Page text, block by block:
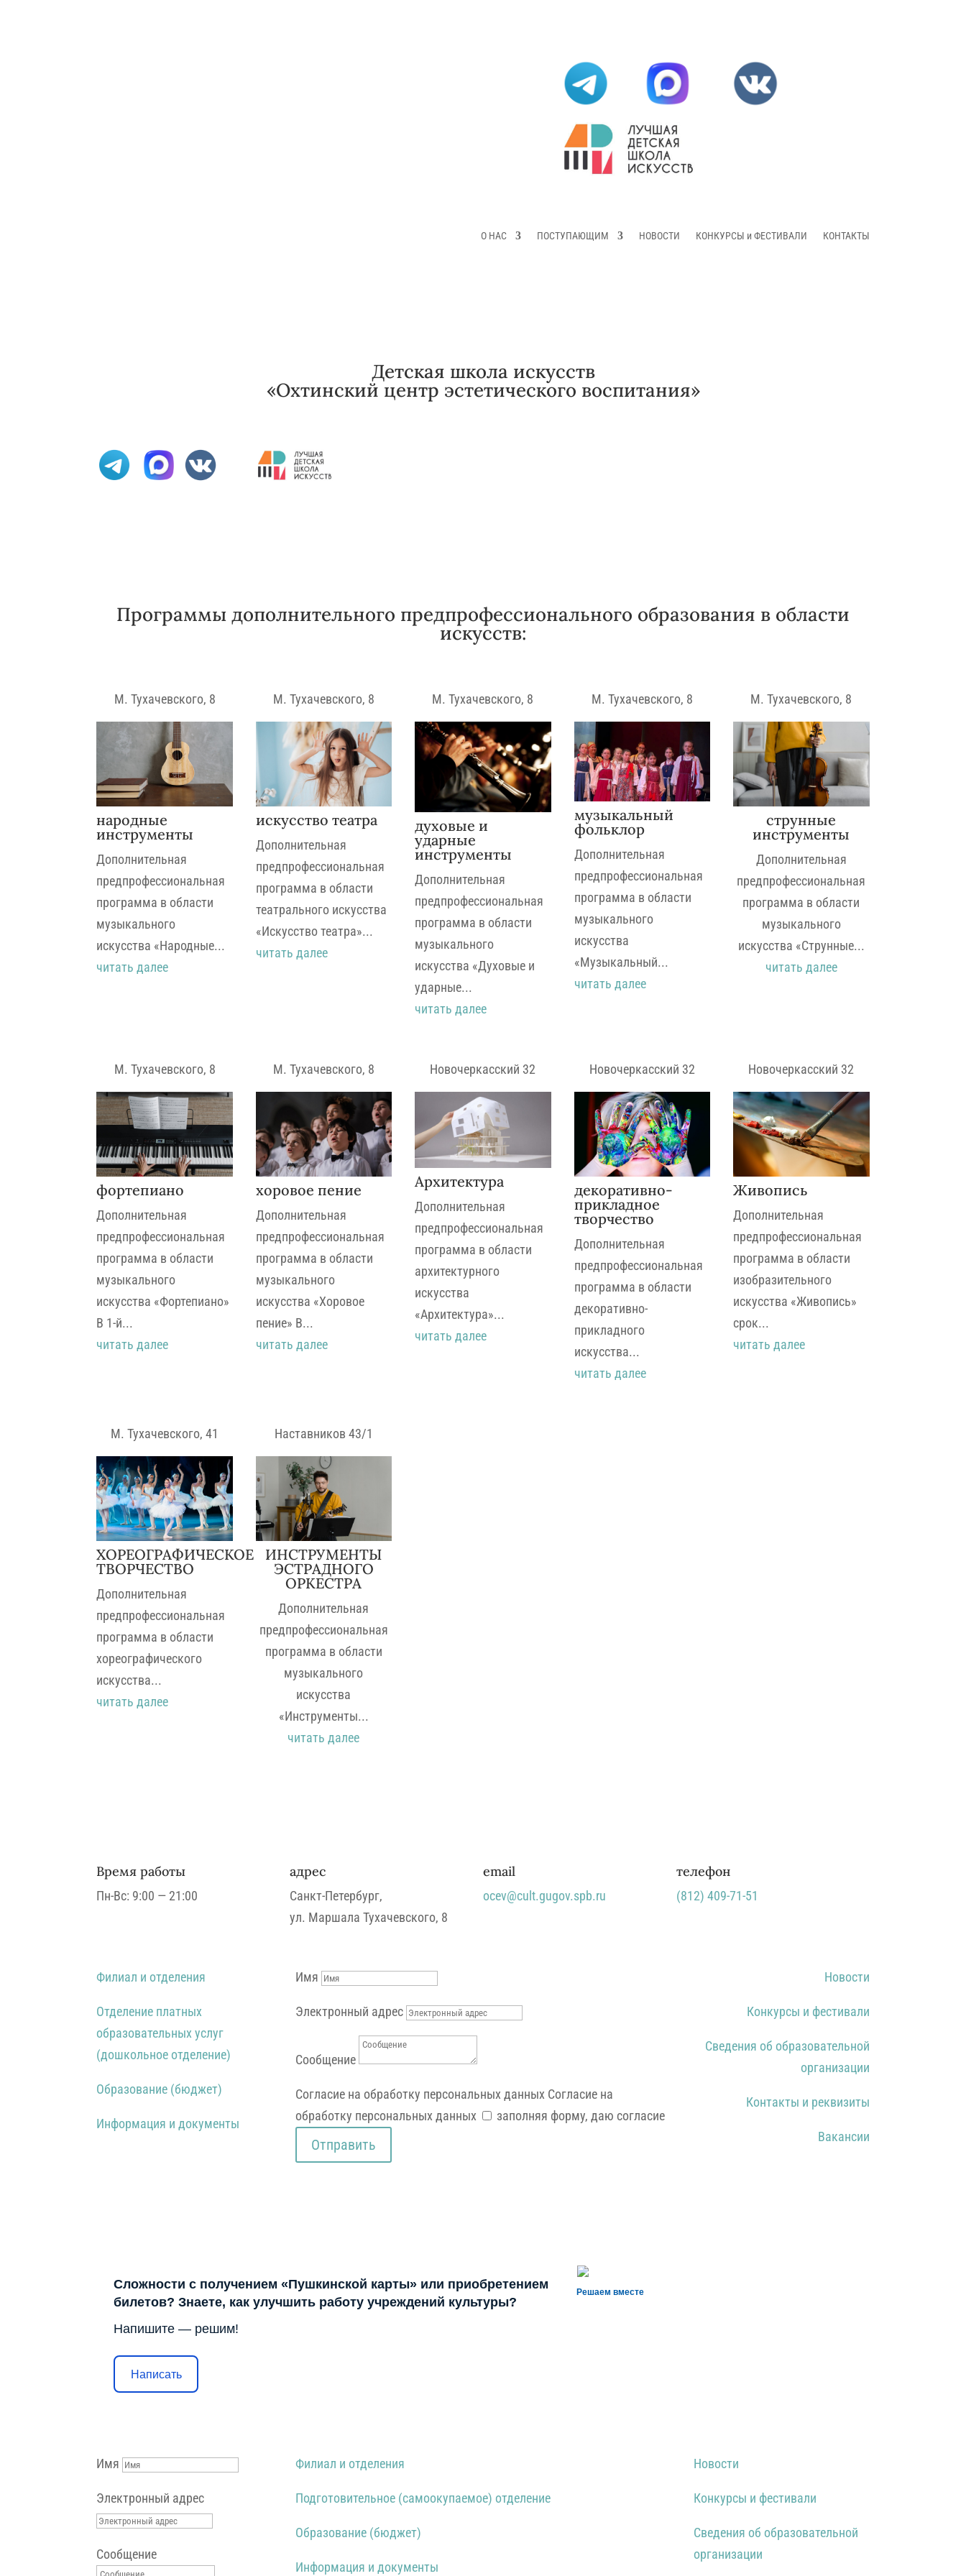
О НАС ПОСТУПАЮЩИМ НОВОСТИ КОНКУРСЫ и ФЕСТИВАЛИ КОНТАКТЫ
Детская школа искусств
«Охтинский центр эстетического воспитания»
Программы дополнительного предпрофессионального образования в области
искусств:
М. Тухачевского, 8
народные
инструменты
Дополнительная
предпрофессиональная
программа в области
музыкального
искусства «Народные...
читать далее
М. Тухачевского, 8
искусство театра
Дополнительная
предпрофессиональная
программа в области
театрального искусства
«Искусство театра»...
читать далее
М. Тухачевского, 8
духовые и
ударные
инструменты
Дополнительная
предпрофессиональная
программа в области
музыкального
искусства «Духовые и
ударные...
читать далее
М. Тухачевского, 8
музыкальный
фольклор
Дополнительная
предпрофессиональная
программа в области
музыкального
искусства
«Музыкальный...
читать далее
М. Тухачевского, 8
струнные
инструменты
Дополнительная
предпрофессиональная
программа в области
музыкального
искусства «Струнные...
читать далее
М. Тухачевского, 8
фортепиано
Дополнительная
предпрофессиональная
программа в области
музыкального
искусства «Фортепиано»
В 1-й...
читать далее
М. Тухачевского, 8
хоровое пение
Дополнительная
предпрофессиональная
программа в области
музыкального
искусства «Хоровое
пение» В...
читать далее
Новочеркасский 32
Архитектура
Дополнительная
предпрофессиональная
программа в области
архитектурного
искусства
«Архитектура»...
читать далее
Новочеркасский 32
декоративно-
прикладное
творчество
Дополнительная
предпрофессиональная
программа в области
декоративно-
прикладного
искусства...
читать далее
Новочеркасский 32
Живопись
Дополнительная
предпрофессиональная
программа в области
изобразительного
искусства «Живопись»
срок...
читать далее
М. Тухачевского, 41
ХОРЕОГРАФИЧЕСКОЕ
ТВОРЧЕСТВО
Дополнительная
предпрофессиональная
программа в области
хореографического
искусства...
читать далее
Наставников 43/1
ИНСТРУМЕНТЫ
ЭСТРАДНОГО
ОРКЕСТРА
Дополнительная
предпрофессиональная
программа в области
музыкального
искусства
«Инструменты...
читать далее
Время работы
Пн-Вс: 9:00 — 21:00
адрес
Санкт-Петербург,
ул. Маршала Тухачевского, 8
email
ocev@cult.gugov.spb.ru
телефон
(812) 409-71-51
Филиал и отделения
Отделение платных
образовательных услуг
(дошкольное отделение)
Образование (бюджет)
Информация и документы
Имя
Электронный адрес
Сообщение
Согласие на обработку персональных данных Согласие на
обработку персональных данных
заполняя форму, даю согласие
Отправить
Новости
Конкурсы и фестивали
Сведения об образовательной
организации
Контакты и реквизиты
Вакансии
Решаем вместе
Сложности с получением «Пушкинской карты» или приобретением
билетов? Знаете, как улучшить работу учреждений культуры?
Напишите — решим!
Написать
Имя
Электронный адрес
Сообщение
Филиал и отделения
Подготовительное (самоокупаемое) отделение
Образование (бюджет)
Информация и документы
Новости
Конкурсы и фестивали
Сведения об образовательной
организации